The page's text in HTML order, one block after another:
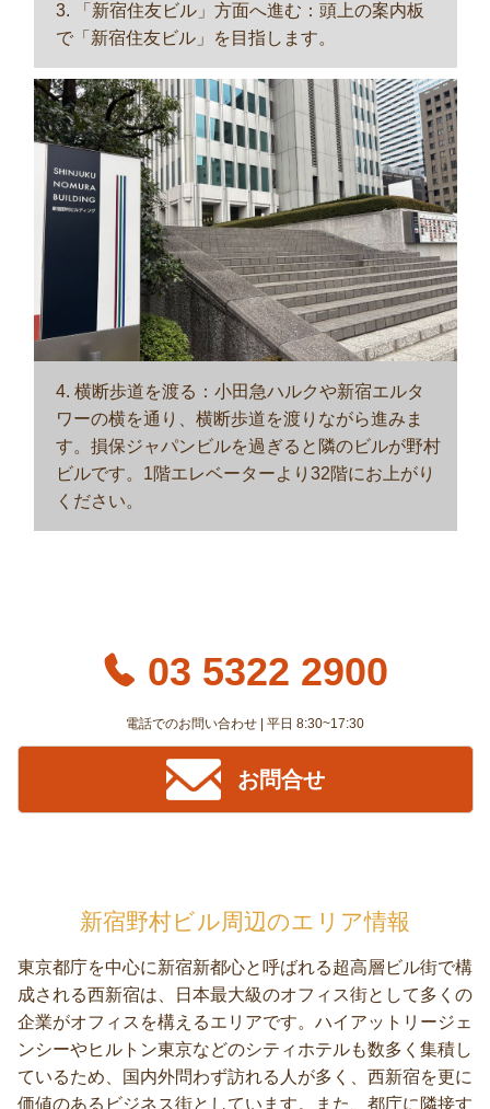
3. 「新宿住友ビル」方面へ進む：頭上の案内板
で「新宿住友ビル」を目指します。
4. 横断歩道を渡る：小田急ハルクや新宿エルタ
ワーの横を通り、横断歩道を渡りながら進みま
す。損保ジャパンビルを過ぎると隣のビルが野村
ビルです。1階エレベーターより32階にお上がり
ください。
03 5322 2900
電話でのお問い合わせ | 平日 8:30~17:30
お問合せ
新宿野村ビル周辺のエリア情報
東京都庁を中心に新宿新都心と呼ばれる超高層ビル街で構
成される西新宿は、日本最大級のオフィス街として多くの
企業がオフィスを構えるエリアです。ハイアットリージェ
ンシーやヒルトン東京などのシティホテルも数多く集積し
ているため、国内外問わず訪れる人が多く、西新宿を更に
価値のあるビジネス街としています。また、都庁に隣接す